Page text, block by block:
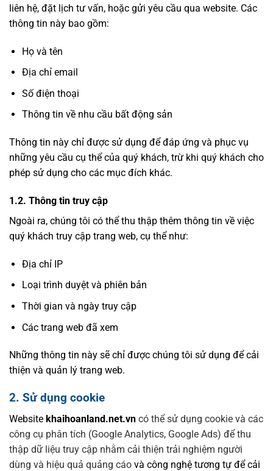
liên hệ, đặt lịch tư vấn, hoặc gửi yêu cầu qua website. Các
thông tin này bao gồm:
Họ và tên
Địa chỉ email
Số điện thoại
Thông tin về nhu cầu bất động sản
Thông tin này chỉ được sử dụng để đáp ứng và phục vụ
những yêu cầu cụ thể của quý khách, trừ khi quý khách cho
phép sử dụng cho các mục đích khác.
1.2. Thông tin truy cập
Ngoài ra, chúng tôi có thể thu thập thêm thông tin về việc
quý khách truy cập trang web, cụ thể như:
Địa chỉ IP
Loại trình duyệt và phiên bản
Thời gian và ngày truy cập
Các trang web đã xem
Những thông tin này sẽ chỉ được chúng tôi sử dụng để cải
thiện và quản lý trang web.
2. Sử dụng cookie
Website khaihoanland.net.vn có thể sử dụng cookie và các
công cụ phân tích (Google Analytics, Google Ads) để thu
thập dữ liệu truy cập nhằm cải thiện trải nghiệm người
dùng và hiệu quả quảng cáo và công nghệ tương tự để cải